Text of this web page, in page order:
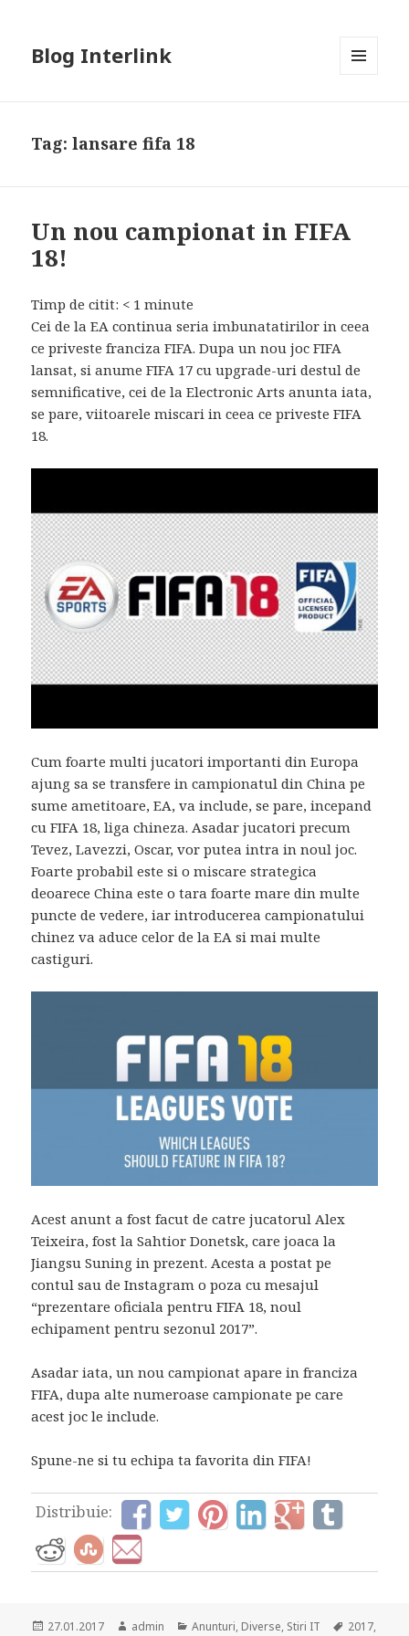
Blog Interlink
Tag:lansare fifa 18
Un nou campionat in FIFA
18!
Timp de citit: < 1 minute
Cei de la EA continua seria imbunatatirilor in ceea
ce priveste franciza FIFA. Dupa un nou joc FIFA
lansat, si anume FIFA 17 cu upgrade-uri destul de
semnificative, cei de la Electronic Arts anunta iata,
se pare, viitoarele miscari in ceea ce priveste FIFA
18.
Cum foarte multi jucatori importanti din Europa
ajung sa se transfere in campionatul din China pe
sume ametitoare, EA, va include, se pare, incepand
cu FIFA 18, liga chineza. Asadar jucatori precum
Tevez, Lavezzi, Oscar, vor putea intra in noul joc.
Foarte probabil este si o miscare strategica
deoarece China este o tara foarte mare din multe
puncte de vedere, iar introducerea campionatului
chinez va aduce celor de la EA si mai multe
castiguri.
Acest anunt a fost facut de catre jucatorul Alex
Teixeira, fost la Sahtior Donetsk, care joaca la
Jiangsu Suning in prezent. Acesta a postat pe
contul sau de Instagram o poza cu mesajul
“prezentare oficiala pentru FIFA 18, noul
echipament pentru sezonul 2017”.
Asadar iata, un nou campionat apare in franciza
FIFA, dupa alte numeroase campionate pe care
acest joc le include.
Spune-ne si tu echipa ta favorita din FIFA!
Distribuie:
Posted
27.01.2017 Author
admin Categories
Anunturi, Diverse, Stiri IT Tags
2017,